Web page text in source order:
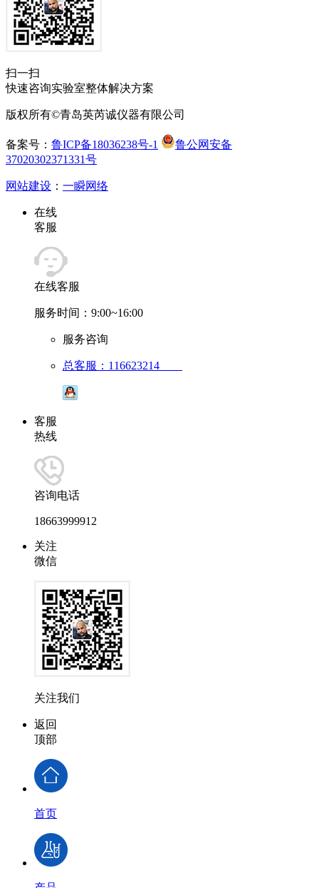
扫一扫
快速咨询实验室整体解决方案
版权所有©青岛英芮诚仪器有限公司
备案号： 鲁ICP备18036238号-1
鲁公网安备
37020302371331号
网站建设 ： 一瞬网络
在线
客服
在线客服
服务时间：9:00~16:00
服务咨询
总客服：116623214
客服
热线
咨询电话
18663999912
关注
微信
关注我们
返回
顶部
首页